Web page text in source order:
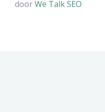
doorWe Talk SEO